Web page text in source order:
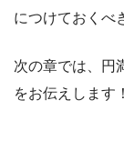
につけておくべ
次の章では、円
をお伝えします！